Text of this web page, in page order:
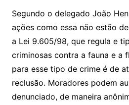
Segundo o delegado João
ações como essa não estão
a Lei 9.605/98, que regula e
criminosas contra a fauna e a
para esse tipo de crime é de
reclusão. Moradores podem
denunciado, de maneira